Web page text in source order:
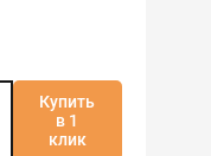
Купить
в 1
клик